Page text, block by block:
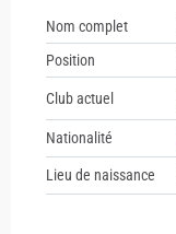
Nom complet
Position
Club actuel
Nationalité
Lieu de naissance